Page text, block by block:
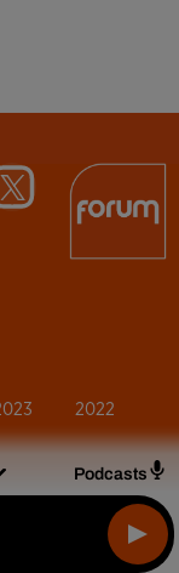
Podcasts
2022